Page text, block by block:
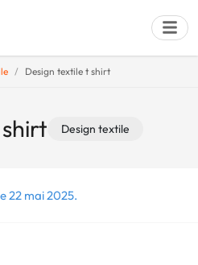
Design textile t shirt
Design textile
22 mai 2025.